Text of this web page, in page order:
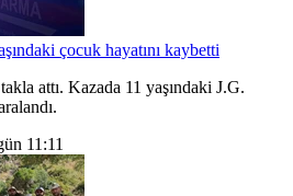
çocuk hayatını kaybetti
attı. Kazada 11 yaşındaki J.G.
11:11